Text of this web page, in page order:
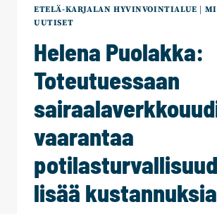
ETELÄ-KARJALAN HYVINVOINTIALUE
UUTISET
Helena Puolakka:
Toteutuessaan
vaarantaa
lisää kustannuksia